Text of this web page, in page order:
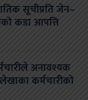
सूचीप्रति जेन–
कडा आपत्ति
अनावश्यक
कर्मचारीको